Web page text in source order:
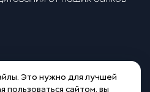
Это нужно для лучшей
сайтом, вы